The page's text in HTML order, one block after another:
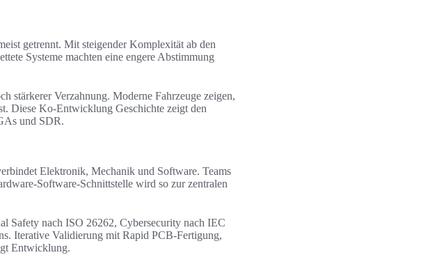
getrennt. Mit steigender Komplexität ab den
Systeme machten eine engere Abstimmung
stärkerer Verzahnung. Moderne Fahrzeuge zeigen,
Diese Ko-Entwicklung Geschichte zeigt den
und SDR.
Elektronik, Mechanik und Software. Teams
Software-Schnittstelle wird so zur zentralen
Safety nach ISO 26262, Cybersecurity nach IEC
Iterative Validierung mit Rapid PCB-Fertigung,
Entwicklung.